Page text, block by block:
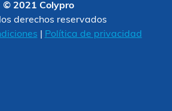
© 2021 Colypro
los derechos reservados
Política de privacidad